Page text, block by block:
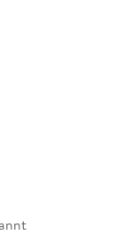
Charme und
die Suche
Bedürfnis,